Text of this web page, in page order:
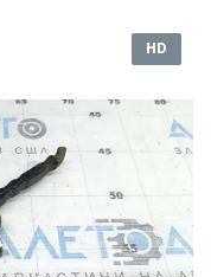
HD